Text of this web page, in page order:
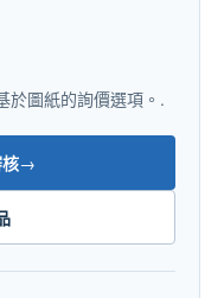
於圖紙的詢價選項。.
→